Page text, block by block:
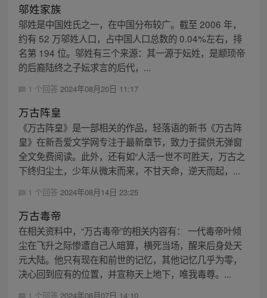
邬姓家族
邬姓是中国姓氏之一，在中国分布较广。截至 2006 年，
约有 52 万邬姓人口，占中国人口总数的 0.04%左右，排
名第 194 位。邬姓有三个来源：其一源于妘姓，是颛顼帝
的后裔陆终之子妘求言的后代，...
1 个回答 2024年08月20日 11:17
万古阵皇
《万古阵皇》是一部相关的作品，轻落语的新书《万古阵
皇》在新吾爱文学网专注于最新章节，致力于提供无弹窗
全文免费阅读。此外，还有如“人活一世不可胜天，万古之
下终归尘土，少年从微末而来，不甘天命，逆天而起，...
1 个回答 2024年08月14日 23:25
万古毒帝
在相关资料中，“万古毒帝”的相关内容有： 一代毒帝叶倾
尘在飞升之际惨遭自己人暗算，横死当场，醒来后身处天
元大陆。他只有现在和前世的记忆，其他记忆几乎为零，
决心回到应有的位置，并宣称天上地下，唯我毒尊。...
1 个回答 2024年08月07日 14:10